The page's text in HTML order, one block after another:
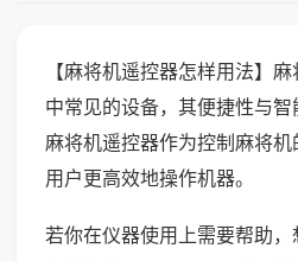
【麻将机遥控器怎样用法】
中常见的设备，其便捷性与
麻将机遥控器作为控制麻将
用户更高效地操作机器。
若你在仪器使用上需要帮助